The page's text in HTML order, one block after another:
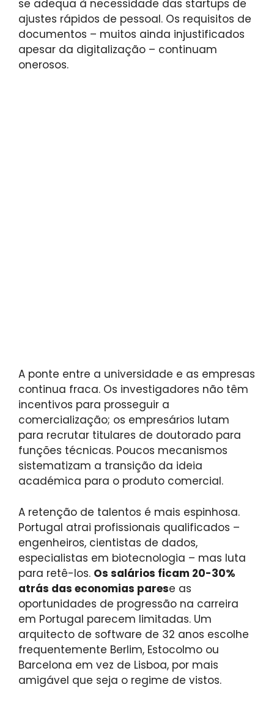
se adequa à necessidade das startups de
ajustes rápidos de pessoal. Os requisitos de
documentos – muitos ainda injustificados
apesar da digitalização – continuam
onerosos.
A ponte entre a universidade e as empresas
continua fraca. Os investigadores não têm
incentivos para prosseguir a
comercialização; os empresários lutam
para recrutar titulares de doutorado para
funções técnicas. Poucos mecanismos
sistematizam a transição da ideia
académica para o produto comercial.
A retenção de talentos é mais espinhosa.
Portugal atrai profissionais qualificados –
engenheiros, cientistas de dados,
especialistas em biotecnologia – mas luta
para retê-los. Os salários ficam 20-30%
atrás das economias parese as
oportunidades de progressão na carreira
em Portugal parecem limitadas. Um
arquitecto de software de 32 anos escolhe
frequentemente Berlim, Estocolmo ou
Barcelona em vez de Lisboa, por mais
amigável que seja o regime de vistos.